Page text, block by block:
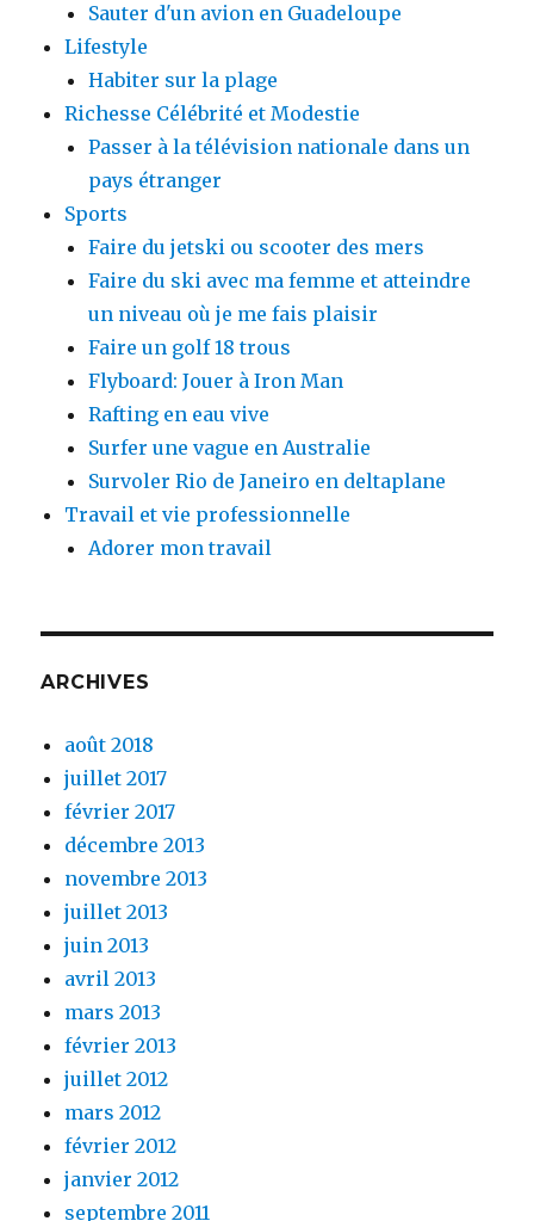
Sauter d'un avion en Guadeloupe
Lifestyle
Habiter sur la plage
Richesse Célébrité et Modestie
Passer à la télévision nationale dans un
pays étranger
Sports
Faire du jetski ou scooter des mers
Faire du ski avec ma femme et atteindre
un niveau où je me fais plaisir
Faire un golf 18 trous
Flyboard: Jouer à Iron Man
Rafting en eau vive
Surfer une vague en Australie
Survoler Rio de Janeiro en deltaplane
Travail et vie professionnelle
Adorer mon travail
ARCHIVES
août 2018
juillet 2017
février 2017
décembre 2013
novembre 2013
juillet 2013
juin 2013
avril 2013
mars 2013
février 2013
juillet 2012
mars 2012
février 2012
janvier 2012
septembre 2011